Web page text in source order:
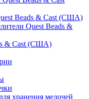
Beads & Cast (США)
Quest Beads &
& Cast (США)
хранения мелочей